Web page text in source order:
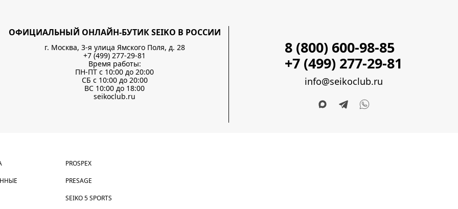
ОФИЦИАЛЬНЫЙ ОНЛАЙН-БУТИК SEIKO В РОССИИ
г. Москва, 3-я улица Ямского Поля, д. 28
+7 (499) 277-29-81
Время работы:
ПН-ПТ с 10:00 до 20:00
СБ с 10:00 до 20:00
ВС 10:00 до 18:00
seikoclub.ru
8 (800) 600-98-85
+7 (499) 277-29-81
info@seikoclub.ru
PROSPEX
PRESAGE
SEIKO 5 SPORTS